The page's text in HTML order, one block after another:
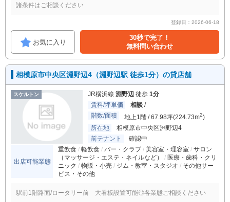
諸条件はご相談ください
登録日：2026-06-18
お気に入り
30秒で完了！
無料問い合わせ
相模原市中央区淵野辺4（淵野辺駅 徒歩1分）の貸店舗
スケルトン JR横浜線 淵野辺 徒歩 1分
賃料/坪単価
相談 /
階数/面積
地上1階 / 67.98坪(224.73m2)
所在地
相模原市中央区淵野辺4
前テナント
確認中
出店可能業態
重飲食 軽飲食 バー・クラブ 美容室・理容室
サロン
（マッサージ・エステ・ネイルなど）
医療・歯科・クリ
ニック
物販・小売 ジム・教室・スタジオ
その他サー
ビス・その他
駅前1階路面/ロータリー前 大看板設置可能◎各業態ご相談ください